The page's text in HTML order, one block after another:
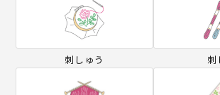
刺しゅう 刺